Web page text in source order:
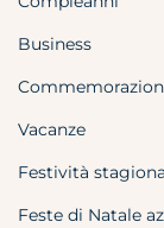
Business
Vacanze
Festività
Feste di Natale